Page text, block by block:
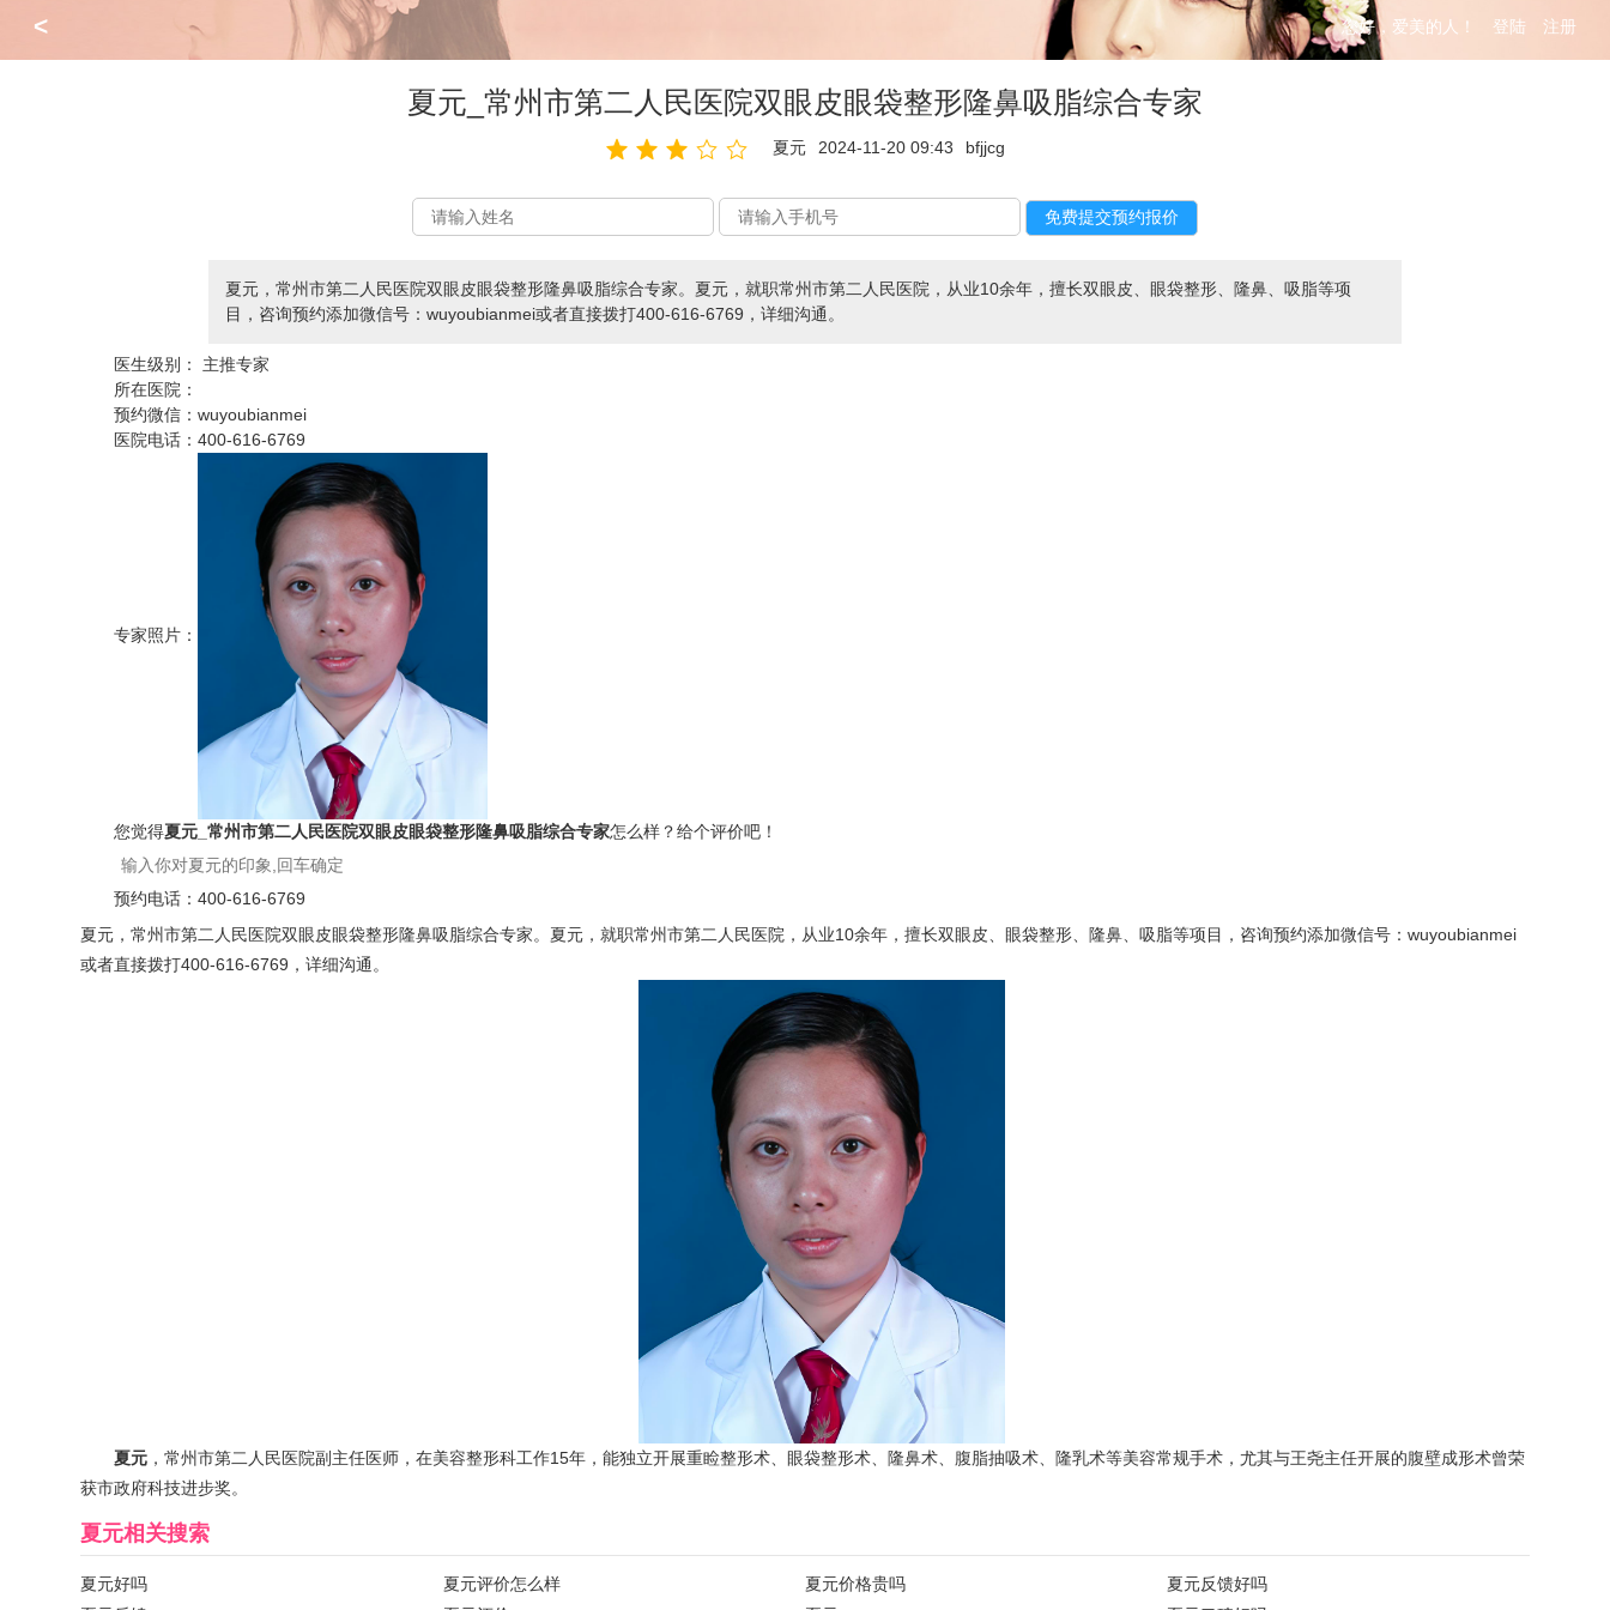
< 您好，爱美的人！ 登陆 注册
夏元_常州市第二人民医院双眼皮眼袋整形隆鼻吸脂综合专家
夏元 2024-11-20 09:43 bfjjcg
夏元，常州市第二人民医院双眼皮眼袋整形隆鼻吸脂综合专家。夏元，就职常州市第二人民医院，从业10余年，擅长双眼皮、眼袋整形、隆鼻、吸脂等项
目，咨询预约添加微信号：wuyoubianmei或者直接拨打400-616-6769，详细沟通。
医生级别：
主推专家
所在医院：
预约微信：wuyoubianmei
医院电话：400-616-6769
专家照片：
您觉得夏元_常州市第二人民医院双眼皮眼袋整形隆鼻吸脂综合专家怎么样？给个评价吧！
预约电话：400-616-6769
夏元，常州市第二人民医院双眼皮眼袋整形隆鼻吸脂综合专家。夏元，就职常州市第二人民医院，从业10余年，擅长双眼皮、眼袋整形、隆鼻、吸脂等项目，咨询预约添加微信号：wuyoubianmei
或者直接拨打400-616-6769，详细沟通。
夏元 ，常州市第二人民医院副主任医师，在美容整形科工作15年，能独立开展重睑整形术、眼袋整形术、隆鼻术、腹脂抽吸术、隆乳术等美容常规手术，尤其与王尧主任开展的腹壁成形术曾荣
获市政府科技进步奖。
夏元相关搜索
夏元好吗 夏元评价怎么样 夏元价格贵吗
夏元反馈好吗